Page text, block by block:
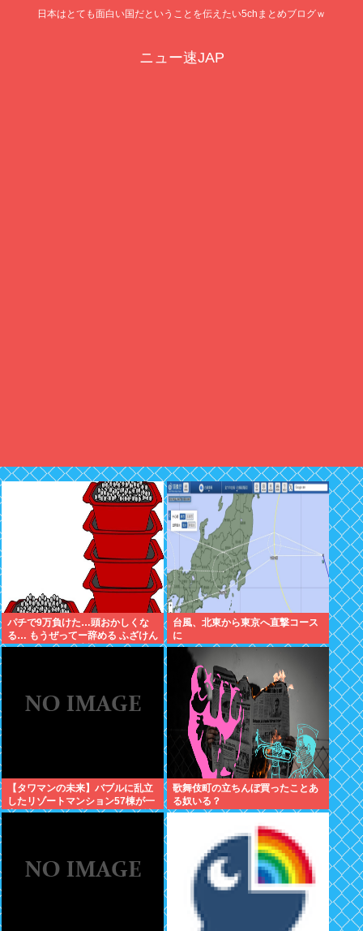
日本はとても面白い国だということを伝えたい5chまとめブログｗ
ニュー速JAP
パチで9万負けた…頭おかしくな
る… もうぜってー辞める ふざけん
なマジで 俺の人生返してカレイド
台風、北東から東京へ直撃コース
に
【タワマンの未来】バブルに乱立
したリゾートマンション57棟が一
斉に老朽化。外壁はボロボロ、地
歌舞伎町の立ちんぼ買ったことあ
る奴いる？